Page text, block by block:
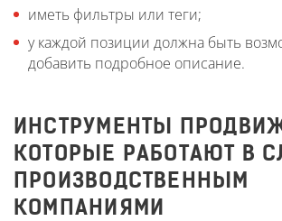
иметь фильтры или теги;
у каждой позиции должна быть
добавить подробное описание.
ИНСТРУМЕНТЫ
КОТОРЫЕ РАБОТАЮТ В
ПРОИЗВОДСТВЕННЫМ
КОМПАНИЯМИ